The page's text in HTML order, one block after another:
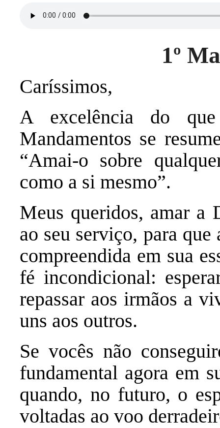
1º
Caríssimos,
A excelência do
Mandamentos se
“Amai-o sobre
como a si mesmo”.
Meus queridos, amar a
ao seu serviço, para que
compreendida em sua
fé incondicional:
repassar aos irmãos a
uns aos outros.
Se vocês não
fundamental agora em
quando, no futuro, o
voltadas ao voo